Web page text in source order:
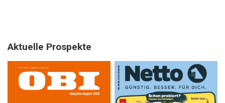
Aktuelle Prospekte